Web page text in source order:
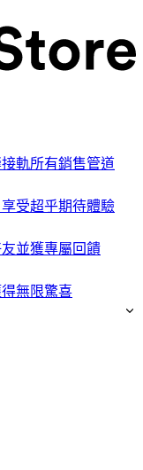
軌所有銷售管道
受超乎期待體驗
並獲專屬回饋
無限驚喜